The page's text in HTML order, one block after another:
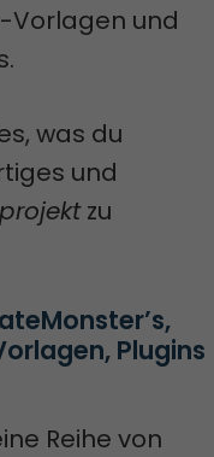
Vorlagen und
was du
und
zu
Plugins
Reihe von